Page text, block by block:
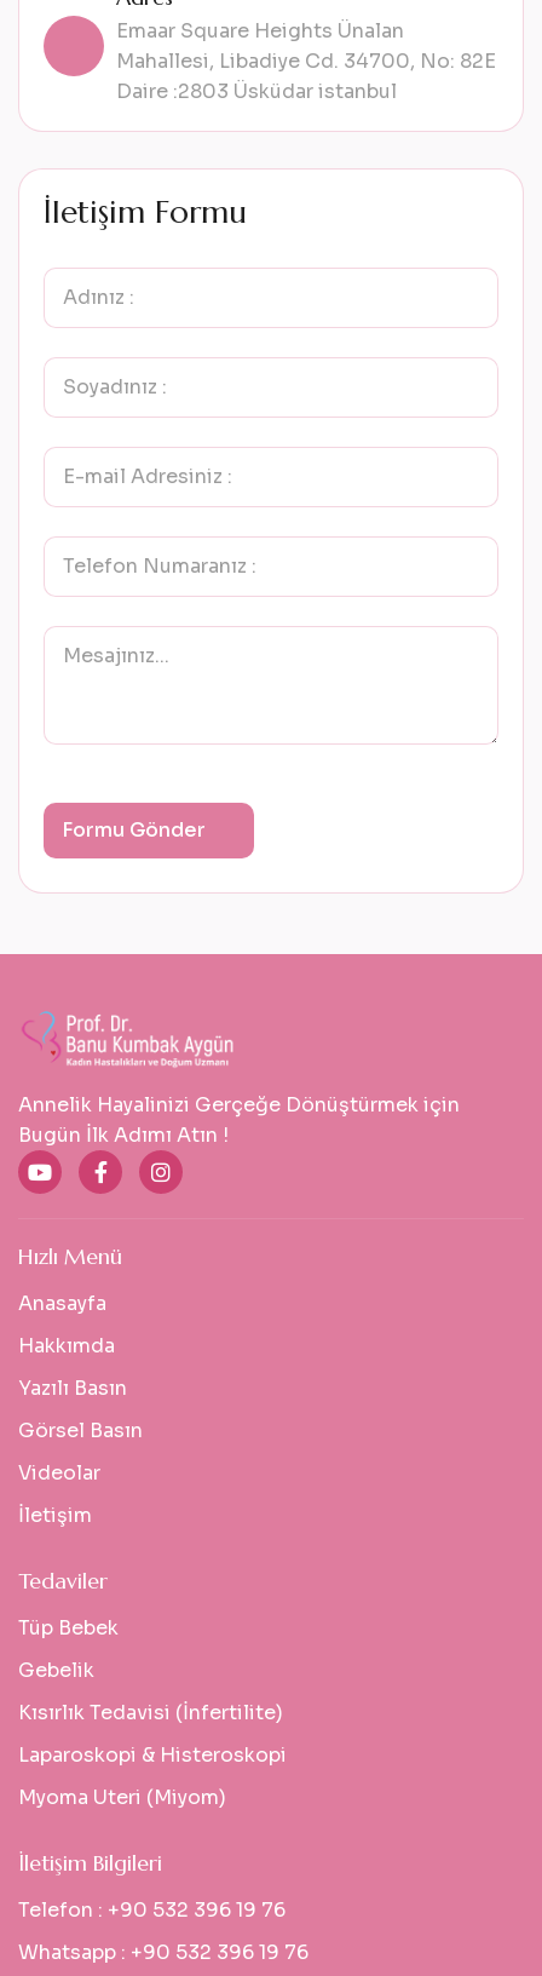
Emaar Square Heights Ünalan
Mahallesi, Libadiye Cd. 34700, No: 82E
Daire :2803 Üsküdar istanbul
İletişim Formu
Annelik Hayalinizi Gerçeğe Dönüştürmek için
Bugün İlk Adımı Atın !
Hızlı Menü
Anasayfa
Hakkımda
Yazılı Basın
Görsel Basın
Videolar
İletişim
Tedaviler
Tüp Bebek
Gebelik
Kısırlık Tedavisi (İnfertilite)
Laparoskopi & Histeroskopi
Myoma Uteri (Miyom)
İletişim Bilgileri
Telefon : +90 532 396 19 76
Whatsapp : +90 532 396 19 76